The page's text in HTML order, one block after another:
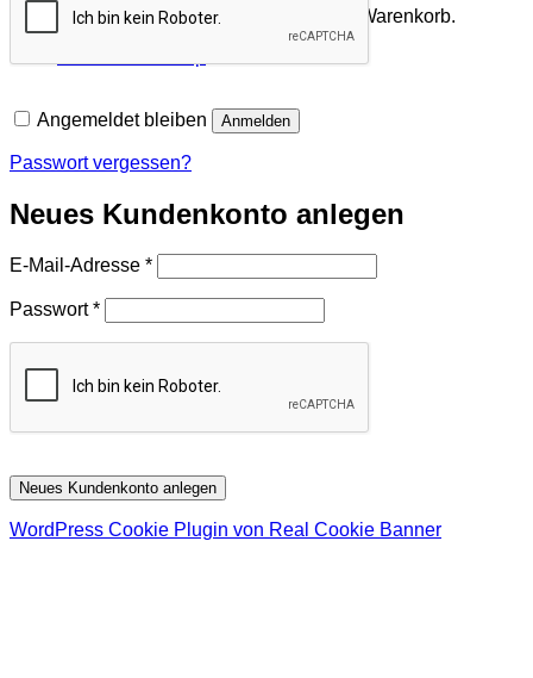
Es befinden sich keine Produkte im Warenkorb.
Angemeldet bleiben Anmelden
Passwort vergessen?
Neues Kundenkonto anlegen
E-Mail-Adresse *Erforderlich
Passwort*Erforderlich
Neues Kundenkonto anlegen
WordPress Cookie Plugin von Real Cookie Banner